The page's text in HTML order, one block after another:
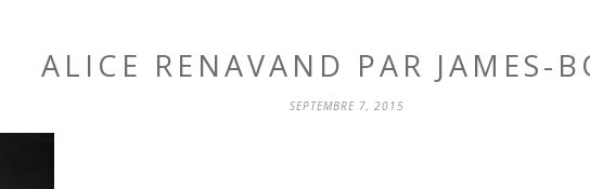
ALICE RENAVAND PAR JAMES-
SEPTEMBRE 7, 2015